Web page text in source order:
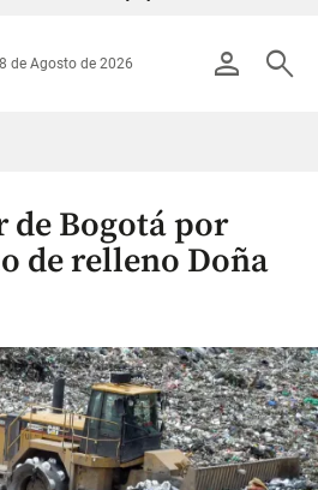
person search
de Agosto de 2026
de Bogotá por
de relleno Doña